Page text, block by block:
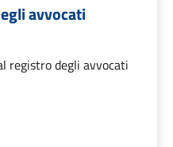
avvocati
registro degli avvocati